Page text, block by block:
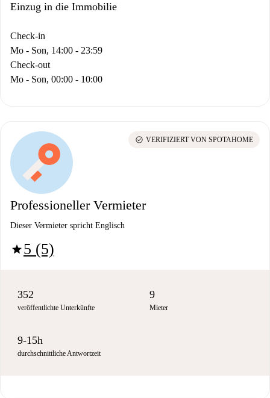
Einzug in die Immobilie
Check-in
Mo - Son, 14:00 - 23:59
Check-out
Mo - Son, 00:00 - 10:00
Professioneller Vermieter
Dieser Vermieter spricht Englisch
star5 (5)
check_circle VERIFIZIERT VON SPOTAHOME
352
veröffentlichte Unterkünfte
9
Mieter
9-15h
durchschnittliche Antwortzeit